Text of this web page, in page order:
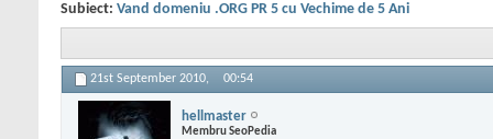
Subiect: Vand domeniu .ORG PR 5 cu Vechime de 5 Ani
21st September 2010, 00:54
hellmaster
Membru SeoPedia